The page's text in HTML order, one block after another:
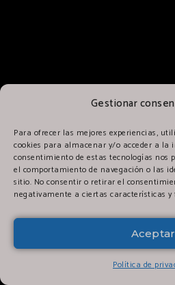
Gestionar
Para ofrecer las mejores experiencias,
cookies para almacenar y/o acceder a la
consentimiento de estas tecnologías nos
el comportamiento de navegación o las
sitio. No consentir o retirar el
negativamente a ciertas características y
Aceptar
Política de